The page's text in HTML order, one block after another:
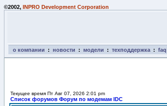
©2002, INPRO Development Corporation
о компании : новости : модели : техподдержка : faq
Текущее время Пт Авг 07, 2026 2:01 pm
Список форумов Форум по модемам IDC